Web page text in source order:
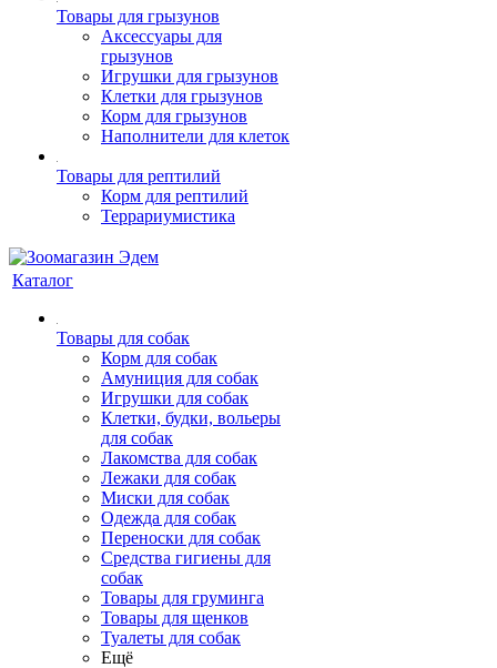
Товары для грызунов
Аксессуары для
грызунов
Игрушки для грызунов
Клетки для грызунов
Корм для грызунов
Наполнители для клеток
Товары для рептилий
Корм для рептилий
Террариумистика
Каталог
Товары для собак
Корм для собак
Амуниция для собак
Игрушки для собак
Клетки, будки, вольеры
для собак
Лакомства для собак
Лежаки для собак
Миски для собак
Одежда для собак
Переноски для собак
Средства гигиены для
собак
Товары для груминга
Товары для щенков
Туалеты для собак
Ещё